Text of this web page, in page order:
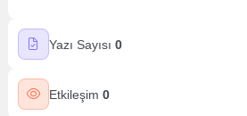
Yazı Sayısı 0
Etkileşim 0